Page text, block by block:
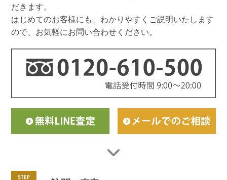
だきます。
はじめてのお客様にも、わかりやすくご説明いたします
ので、お気軽にお問い合わせください。